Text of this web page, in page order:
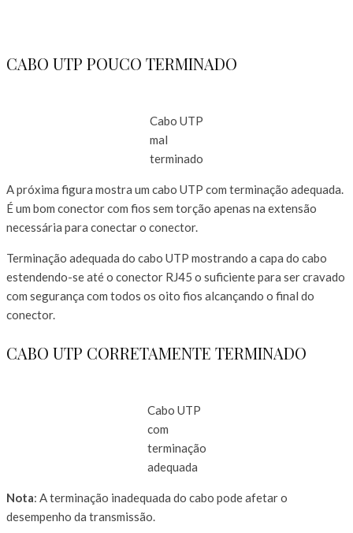
CABO UTP POUCO TERMINADO
Cabo UTP
mal
terminado
A próxima figura mostra um cabo UTP com terminação adequada.
É um bom conector com fios sem torção apenas na extensão
necessária para conectar o conector.
Terminação adequada do cabo UTP mostrando a capa do cabo
estendendo-se até o conector RJ45 o suficiente para ser cravado
com segurança com todos os oito fios alcançando o final do
conector.
CABO UTP CORRETAMENTE TERMINADO
Cabo UTP
com
terminação
adequada
Nota: A terminação inadequada do cabo pode afetar o
desempenho da transmissão.